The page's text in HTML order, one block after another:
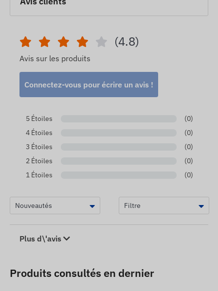
(4.8)
Avis sur les produits
Connectez-vous pour écrire un avis !
5 Étoiles
(0)
4 Étoiles
(0)
3 Étoiles
(0)
2 Étoiles
(0)
1 Étoiles
(0)
Plus d\'avis
Produits consultés en dernier